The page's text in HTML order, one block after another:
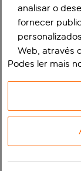
analisar o
fornecer
Web, através
Podes ler mais